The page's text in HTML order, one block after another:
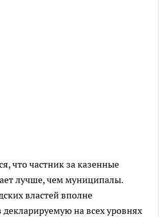
что частник за казенные
лучше, чем муниципалы.
властей вполне
декларируемую на всех уровнях